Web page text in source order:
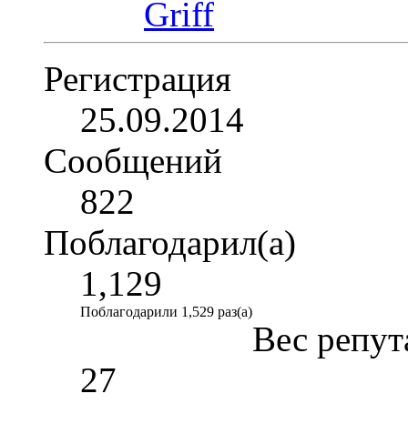
Регистрация
25.09.2014
Сообщений
822
Поблагодарил(а)
1,129
Поблагодарили 1,529 раз(а)
Вес
27